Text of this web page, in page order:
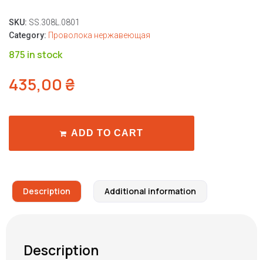
SKU: SS.308L.0801
Category: Проволока нержавеющая
875 in stock
435,00 ₴
ADD TO CART
Description Additional information
Description